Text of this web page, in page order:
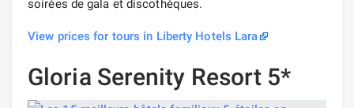
soirées de gala et discothèques.
View prices for tours in Liberty Hotels Lara
Gloria Serenity Resort 5*